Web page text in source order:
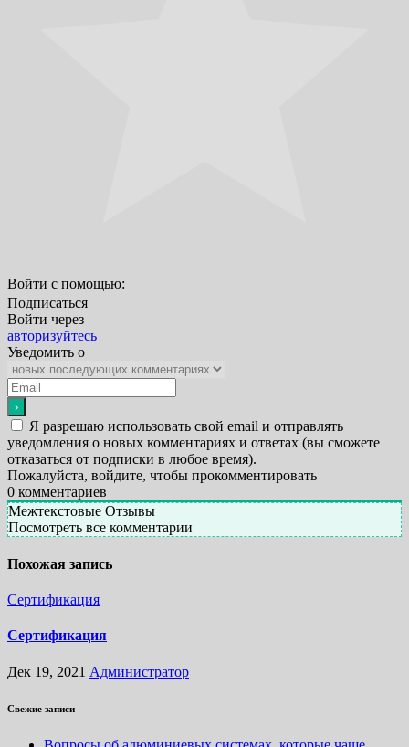
Войти с помощью:
Подписаться
Войти через
авторизуйтесь
Уведомить о
Я разрешаю использовать свой email и отправлять
уведомления о новых комментариях и ответах (вы cможете
отказаться от подписки в любое время).
Пожалуйста, войдите, чтобы прокомментировать
0 комментариев
Межтекстовые Отзывы
Посмотреть все комментарии
Похожая запись
Сертификация
Сертификация
Дек 19, 2021 Администратор
Свежие записи